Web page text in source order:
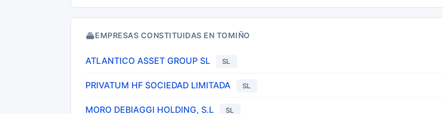
EMPRESAS CONSTITUIDAS EN TOMIÑO
ATLANTICO ASSET GROUP SL SL
PRIVATUM HF SOCIEDAD LIMITADA SL
MORO DEBIAGGI HOLDING, S.L SL